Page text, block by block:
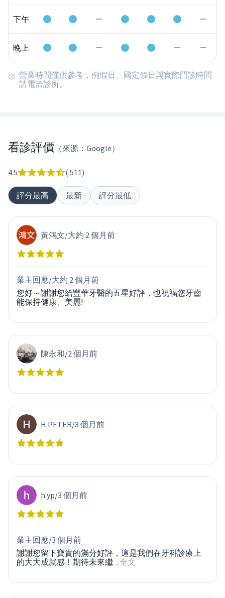
下午
晚上
營業時間僅供參考，例假日、國定假日與實際門診時間
請電洽診所。
看診評價 （來源：Google）
4.5 ( 511)
評分最高 最新 評分最低
黃鴻文/大約 2 個月前
業主回應/大約 2 個月前
您好～謝謝您給豐華牙醫的五星好評，也祝福您牙齒
能保持健康、美麗!
陳永和/2 個月前
H PETER/3 個月前
h yp/3 個月前
業主回應/3 個月前
謝謝您留下寶貴的滿分好評，這是我們在牙科診療上
的大大成就感！期待未來繼 ...全文